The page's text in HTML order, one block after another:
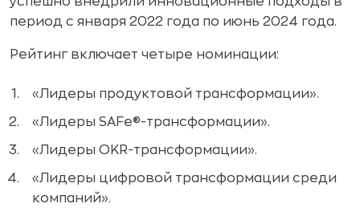
период с января 2022 года по июнь 2024 года.
Рейтинг включает четыре номинации:
«Лидеры продуктовой трансформации».
«Лидеры SAFe®-трансформации».
«Лидеры OKR-трансформации».
«Лидеры цифровой трансформации среди
компаний».